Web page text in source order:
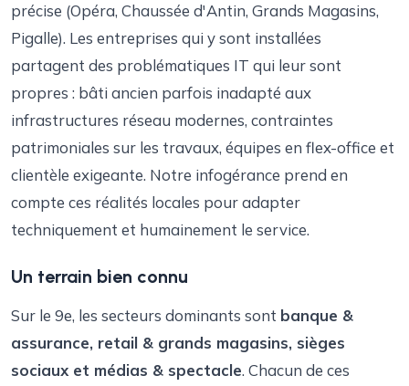
précise (Opéra, Chaussée d'Antin, Grands Magasins,
Pigalle). Les entreprises qui y sont installées
partagent des problématiques IT qui leur sont
propres : bâti ancien parfois inadapté aux
infrastructures réseau modernes, contraintes
patrimoniales sur les travaux, équipes en flex-office et
clientèle exigeante. Notre infogérance prend en
compte ces réalités locales pour adapter
techniquement et humainement le service.
Un terrain bien connu
Sur le 9e, les secteurs dominants sont banque &
assurance, retail & grands magasins, sièges
sociaux et médias & spectacle. Chacun de ces